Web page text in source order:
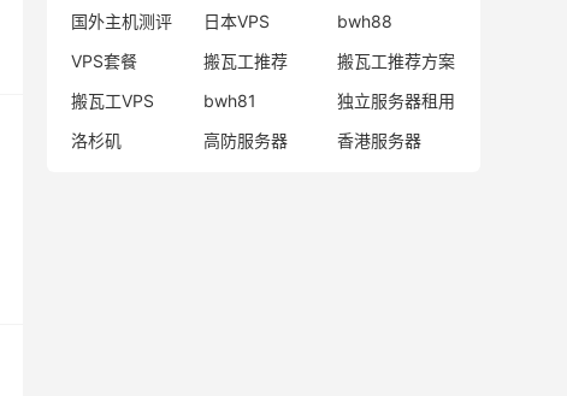
国外主机测评
日本VPS
bwh88
VPS套餐
搬瓦工推荐
搬瓦工推荐方案
搬瓦工VPS
bwh81
独立服务器租用
洛杉矶
高防服务器 香港服务器